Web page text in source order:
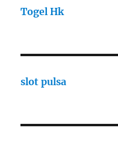
Togel Hk
slot pulsa